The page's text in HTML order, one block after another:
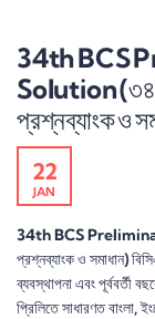
34th BCS
Solution
প্রশ্নব্যাংক ও
22
JAN
34th BCS
প্রশ্নব্যাংক ও সমাধান)
ব্যবস্থাপনা এবং পূর্ববর্তী
প্রিলিতে সাধারণত বাংলা,